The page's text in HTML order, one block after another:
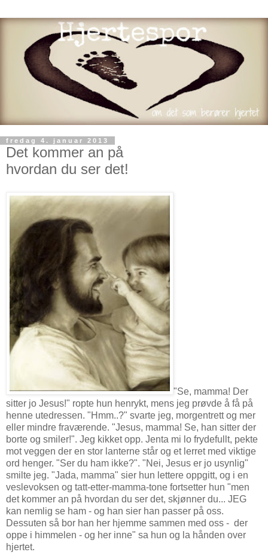
fredag 4. januar 2013
Det kommer an på
hvordan du ser det!
"Se, mamma! Der
sitter jo Jesus!" ropte hun henrykt, mens jeg prøvde å få på
henne utedressen. "Hmm..?" svarte jeg, morgentrett og mer
eller mindre fraværende. "Jesus, mamma! Se, han sitter der
borte og smiler!". Jeg kikket opp. Jenta mi lo frydefullt, pekte
mot veggen der en stor lanterne står og et lerret med viktige
ord henger. "Ser du ham ikke?". "Nei, Jesus er jo usynlig"
smilte jeg. "Jada, mamma" sier hun lettere oppgitt, og i en
veslevoksen og tatt-etter-mamma-tone fortsetter hun "men
det kommer an på hvordan du ser det, skjønner du... JEG
kan nemlig se ham - og han sier han passer på oss.
Dessuten så bor han her hjemme sammen med oss - der
oppe i himmelen - og her inne" sa hun og la hånden over
hjertet.